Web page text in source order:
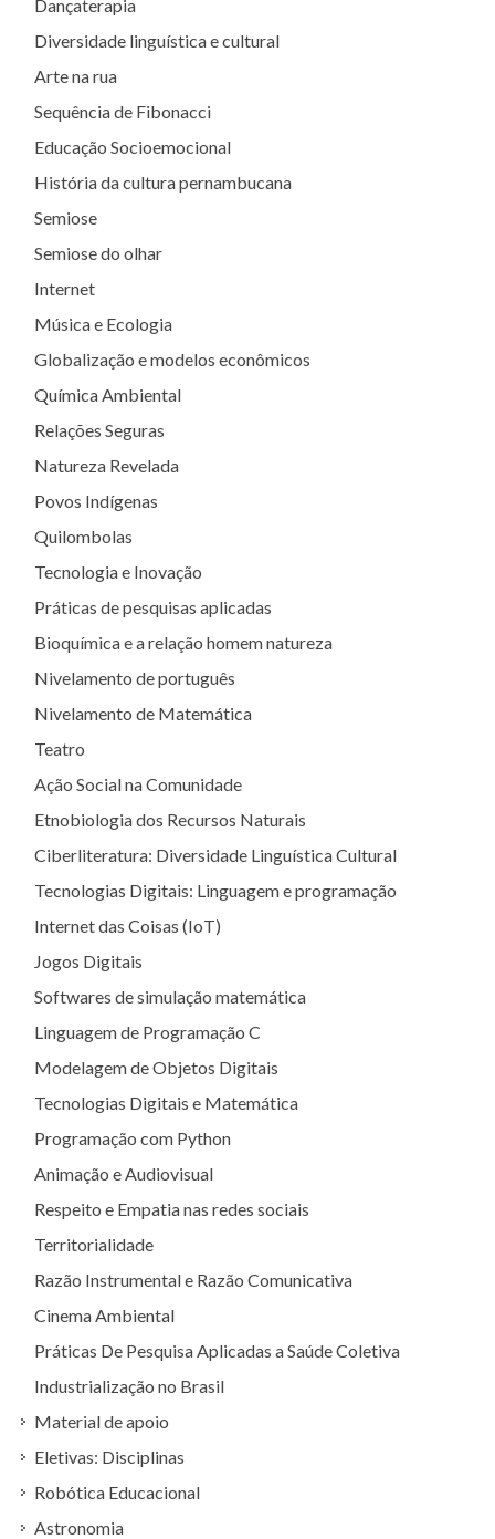
Dançaterapia
Diversidade linguística e cultural
Arte na rua
Sequência de Fibonacci
Educação Socioemocional
História da cultura pernambucana
Semiose
Semiose do olhar
Internet
Música e Ecologia
Globalização e modelos econômicos
Química Ambiental
Relações Seguras
Natureza Revelada
Povos Indígenas
Quilombolas
Tecnologia e Inovação
Práticas de pesquisas aplicadas
Bioquímica e a relação homem natureza
Nivelamento de português
Nivelamento de Matemática
Teatro
Ação Social na Comunidade
Etnobiologia dos Recursos Naturais
Ciberliteratura: Diversidade Linguística Cultural
Tecnologias Digitais: Linguagem e programação
Internet das Coisas (IoT)
Jogos Digitais
Softwares de simulação matemática
Linguagem de Programação C
Modelagem de Objetos Digitais
Tecnologias Digitais e Matemática
Programação com Python
Animação e Audiovisual
Respeito e Empatia nas redes sociais
Territorialidade
Razão Instrumental e Razão Comunicativa
Cinema Ambiental
Práticas De Pesquisa Aplicadas a Saúde Coletiva
Industrialização no Brasil
Material de apoio
Eletivas: Disciplinas
Robótica Educacional
Astronomia